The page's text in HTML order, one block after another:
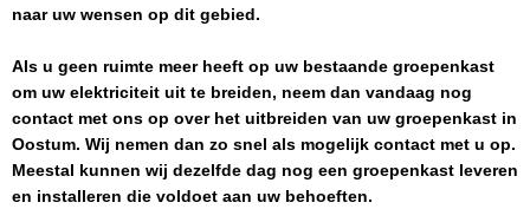
naar uw wensen op dit gebied.
Als u geen ruimte meer heeft op uw bestaande groepenkast
om uw elektriciteit uit te breiden, neem dan vandaag nog
contact met ons op over het uitbreiden van uw groepenkast in
Oostum. Wij nemen dan zo snel als mogelijk contact met u op.
Meestal kunnen wij dezelfde dag nog een groepenkast leveren
en installeren die voldoet aan uw behoeften.